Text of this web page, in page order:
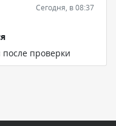
Сегодня, в 08:37
после проверки